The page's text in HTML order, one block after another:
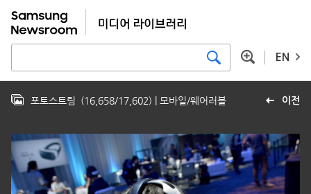
EN
이전
포토스트림 (16,658/17,602) | 모바일/웨어러블